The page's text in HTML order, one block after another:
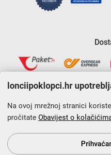
Krajnji primatelj financijskog
Europskog fonda za
programa
lonciipoklopci.hr
Na ovoj mrežnoj stranici
pročitate Obavijest o